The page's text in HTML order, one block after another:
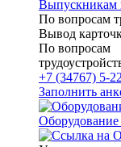
Выпускникам
По вопросам
Вывод
По вопросам
+7 (34767) 5-
Заполнить